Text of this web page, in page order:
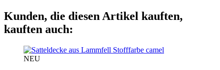
Kunden, die diesen Artikel kauften,
kauften auch:
NEU